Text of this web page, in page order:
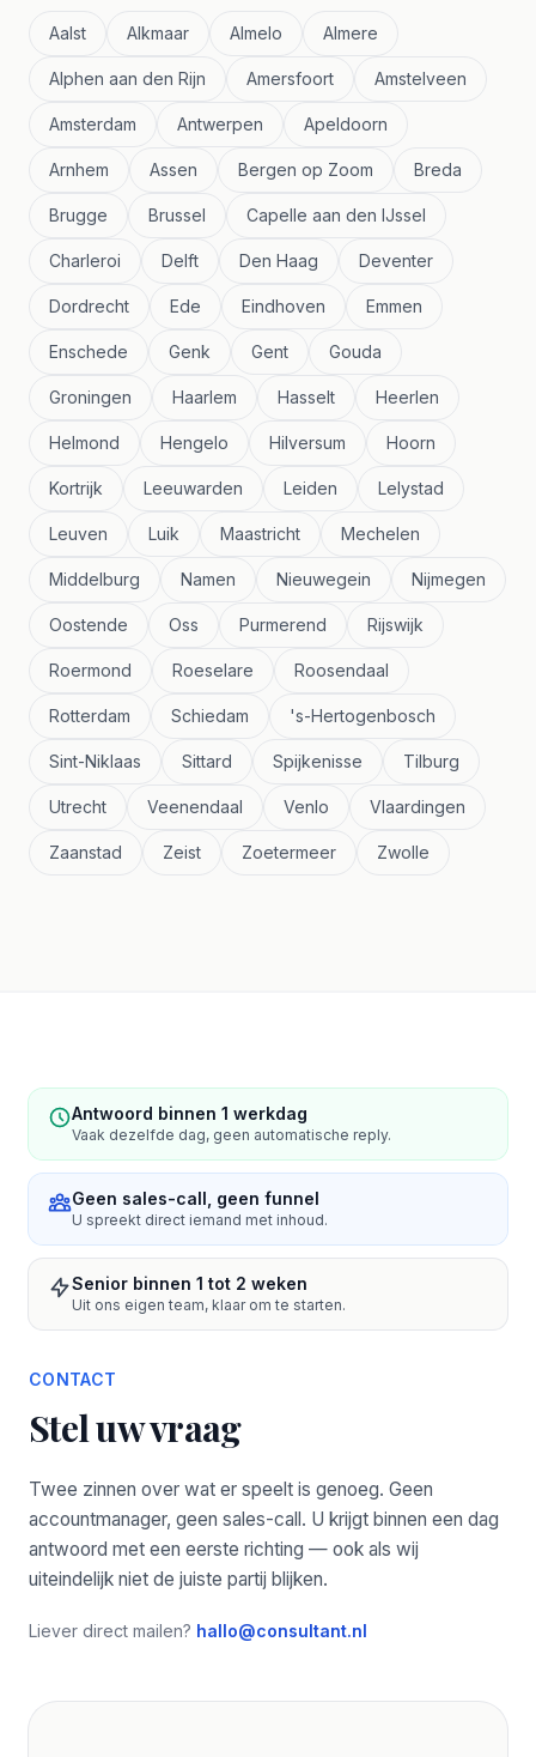
Aalst Alkmaar Almelo Almere
Alphen aan den Rijn Amersfoort Amstelveen
Amsterdam Antwerpen Apeldoorn
Arnhem Assen Bergen op Zoom Breda
Brugge Brussel Capelle aan den IJssel
Charleroi Delft Den Haag Deventer
Dordrecht Ede Eindhoven Emmen
Enschede Genk Gent Gouda
Groningen Haarlem Hasselt Heerlen
Helmond Hengelo Hilversum Hoorn
Kortrijk Leeuwarden Leiden Lelystad
Leuven Luik Maastricht Mechelen
Middelburg Namen Nieuwegein Nijmegen
Oostende Oss Purmerend Rijswijk
Roermond Roeselare Roosendaal
Rotterdam Schiedam 's-Hertogenbosch
Sint-Niklaas Sittard Spijkenisse Tilburg
Utrecht Veenendaal Venlo Vlaardingen
Zaanstad Zeist Zoetermeer Zwolle
Antwoord binnen 1 werkdag
Vaak dezelfde dag, geen automatische reply.
Geen sales-call, geen funnel
U spreekt direct iemand met inhoud.
Senior binnen 1 tot 2 weken
Uit ons eigen team, klaar om te starten.
CONTACT
Stel uw vraag
Twee zinnen over wat er speelt is genoeg. Geen
accountmanager, geen sales-call. U krijgt binnen een dag
antwoord met een eerste richting — ook als wij
uiteindelijk niet de juiste partij blijken.
Liever direct mailen? hallo@consultant.nl